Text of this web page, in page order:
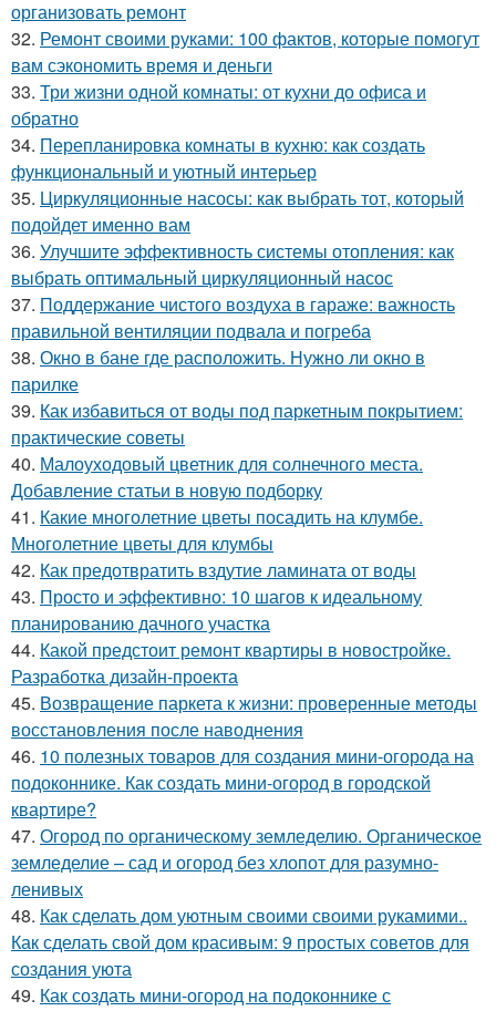
организовать ремонт
32. Ремонт своими руками: 100 фактов, которые помогут
вам сэкономить время и деньги
33. Три жизни одной комнаты: от кухни до офиса и
обратно
34. Перепланировка комнаты в кухню: как создать
функциональный и уютный интерьер
35. Циркуляционные насосы: как выбрать тот, который
подойдет именно вам
36. Улучшите эффективность системы отопления: как
выбрать оптимальный циркуляционный насос
37. Поддержание чистого воздуха в гараже: важность
правильной вентиляции подвала и погреба
38. Окно в бане где расположить. Нужно ли окно в
парилке
39. Как избавиться от воды под паркетным покрытием:
практические советы
40. Малоуходовый цветник для солнечного места.
Добавление статьи в новую подборку
41. Какие многолетние цветы посадить на клумбе.
Многолетние цветы для клумбы
42. Как предотвратить вздутие ламината от воды
43. Просто и эффективно: 10 шагов к идеальному
планированию дачного участка
44. Какой предстоит ремонт квартиры в новостройке.
Разработка дизайн-проекта
45. Возвращение паркета к жизни: проверенные методы
восстановления после наводнения
46. 10 полезных товаров для создания мини-огорода на
подоконнике. Как создать мини-огород в городской
квартире?
47. Огород по органическому земледелию. Органическое
земледелие – сад и огород без хлопот для разумно-
ленивых
48. Как сделать дом уютным своими своими рукамими..
Как сделать свой дом красивым: 9 простых советов для
создания уюта
49. Как создать мини-огород на подоконнике с